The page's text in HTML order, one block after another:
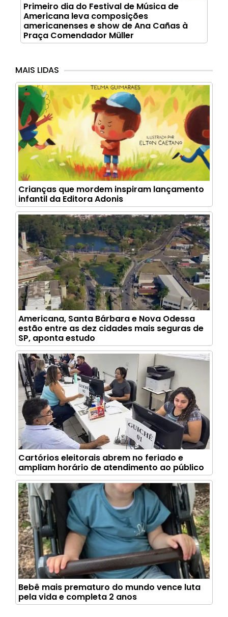
Primeiro dia do Festival de Música de
Americana leva composições
americanenses e show de Ana Cañas à
Praça Comendador Müller
MAIS LIDAS
Crianças que mordem inspiram lançamento
infantil da Editora Adonis
Americana, Santa Bárbara e Nova Odessa
estão entre as dez cidades mais seguras de
SP, aponta estudo
Cartórios eleitorais abrem no feriado e
ampliam horário de atendimento ao público
Bebê mais prematuro do mundo vence luta
pela vida e completa 2 anos